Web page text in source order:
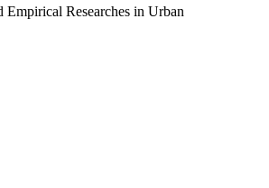
Empirical Researches in Urban